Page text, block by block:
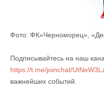
Фото: ФК»Черноморец»,
Подписывайтесь на наш
https://t.me/joinchat/
важнейших событий.